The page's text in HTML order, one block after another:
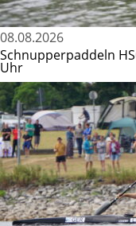
08.08.2026
Schnupperpaddeln
Uhr